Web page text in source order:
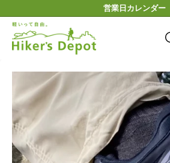
ン
営業日カレンダー
Hiker'sDepot